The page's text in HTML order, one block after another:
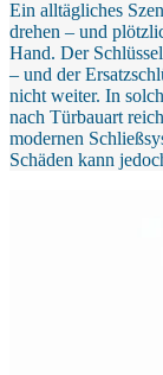
Ein alltägliches
drehen – und
Hand. Der
– und der
nicht weiter. In
nach Türbauart
modernen
Schäden kann